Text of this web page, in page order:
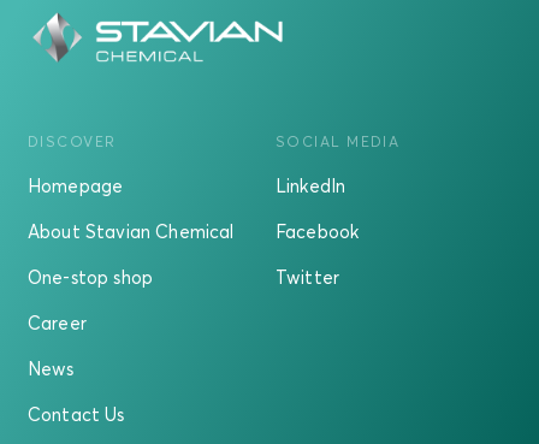
DISCOVER
Homepage
About Stavian Chemical
One-stop shop
Career
News
Contact Us
SOCIAL MEDIA
LinkedIn
Facebook
Twitter